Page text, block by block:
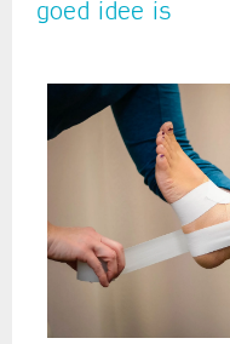
goed idee is